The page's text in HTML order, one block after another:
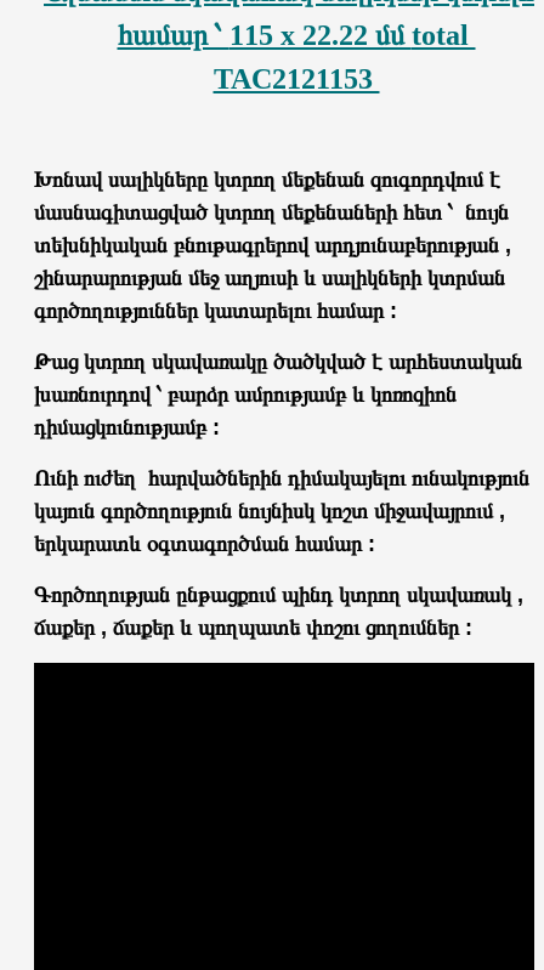
համար ՝ 115 x 22.22 մմtotal
TAC2121153
Խոնավ սալիկները կտրող մեքենան զուգորդվում է
մասնագիտացված կտրող մեքենաների հետ ՝ նույն
տեխնիկական բնութագրերով արդյունաբերության ,
շինարարության մեջ աղյուսի և սալիկների կտրման
գործողություններ կատարելու համար :
Թաց կտրող սկավառակը ծածկված է արհեստական
խառնուրդով ՝ բարձր ամրությամբ և կոռոզիոն
դիմացկունությամբ :
Ունի ուժեղ հարվածներին դիմակայելու ունակություն ,
կայուն գործողություն նույնիսկ կոշտ միջավայրում ,
երկարատև օգտագործման համար :
Գործողության ընթացքում պինդ կտրող սկավառակ ,
ճաքեր , ճաքեր և պողպատե փոշու ցողումներ :